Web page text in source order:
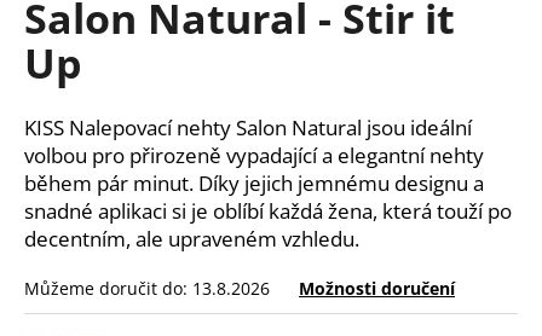
Salon Natural - Stir it
Up
KISS Nalepovací nehty Salon Natural jsou ideální
volbou pro přirozeně vypadající a elegantní nehty
během pár minut. Díky jejich jemnému designu a
snadné aplikaci si je oblíbí každá žena, která touží po
decentním, ale upraveném vzhledu.
Můžeme doručit do: 13.8.2026 Možnosti doručení
a
j
t
?
HLEDAT